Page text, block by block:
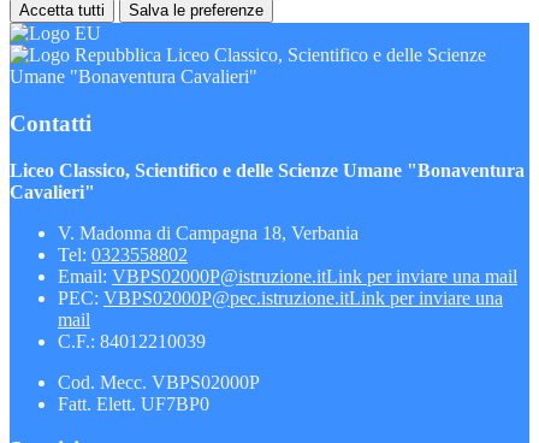
Accetta tutti Salva le preferenze
Liceo Classico, Scientifico e delle Scienze
Umane "Bonaventura Cavalieri"
Contatti
Liceo Classico, Scientifico e delle Scienze Umane "Bonaventura
Cavalieri"
V. Madonna di Campagna 18, Verbania
Tel: 0323558802
Email: VBPS02000P@istruzione.itLink per inviare una mail
PEC: VBPS02000P@pec.istruzione.itLink per inviare una
mail
C.F.: 84012210039
Cod. Mecc. VBPS02000P
Fatt. Elett. UF7BP0